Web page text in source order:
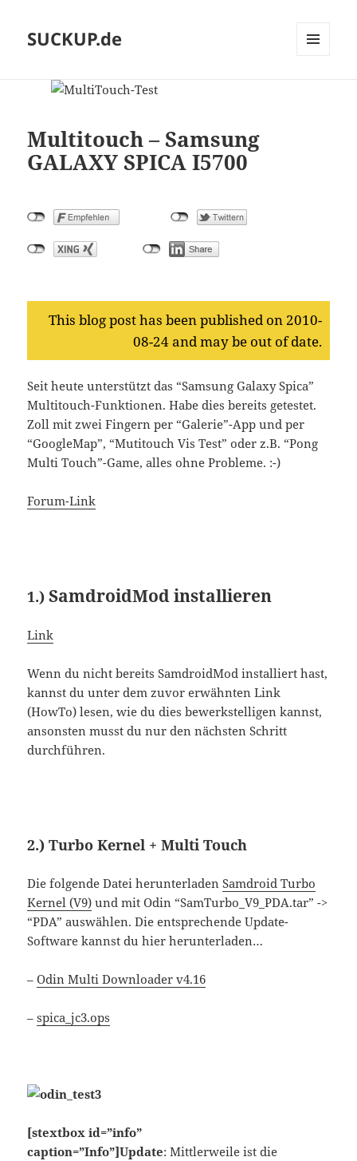
SUCKUP.de
Multitouch – Samsung
GALAXY SPICA I5700
This blog post has been published on 2010-
08-24 and may be out of date.
Seit heute unterstützt das “Samsung Galaxy Spica”
Multitouch-Funktionen. Habe dies bereits getestet.
Zoll mit zwei Fingern per “Galerie”-App und per
“GoogleMap”, “Mutitouch Vis Test” oder z.B. “Pong
Multi Touch”-Game, alles ohne Probleme. :-)
Forum-Link
1.)SamdroidMod installieren
Link
Wenn du nicht bereits SamdroidMod installiert hast,
kannst du unter dem zuvor erwähnten Link
(HowTo) lesen, wie du dies bewerkstelligen kannst,
ansonsten musst du nur den nächsten Schritt
durchführen.
2.) Turbo Kernel + Multi Touch
Die folgende Datei herunterladenSamdroid Turbo
Kernel (V9) und mit Odin “SamTurbo_V9_PDA.tar” ->
“PDA” auswählen. Die entsprechende Update-
Software kannst du hier herunterladen…
–Odin Multi Downloader v4.16
–spica_jc3.ops
[stextbox id=”info”
caption=”Info”]Update: Mittlerweile ist die